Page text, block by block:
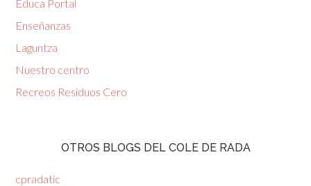
Educa Portal
Enseñanzas
Laguntza
Nuestro centro
Recreos Residuos Cero
OTROS BLOGS DEL COLE DE RADA
cpradatic